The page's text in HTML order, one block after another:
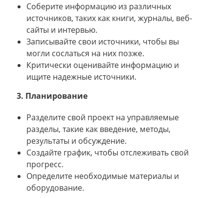
Соберите информацию из различных
источников, таких как книги, журналы, веб-
сайты и интервью.
Записывайте свои источники, чтобы вы
могли сослаться на них позже.
Критически оценивайте информацию и
ищите надежные источники.
3. Планирование
Разделите свой проект на управляемые
разделы, такие как введение, методы,
результаты и обсуждение.
Создайте график, чтобы отслеживать свой
прогресс.
Определите необходимые материалы и
оборудование.